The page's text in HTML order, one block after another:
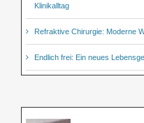
Klinikalltag
Refraktive Chirurgie: Moderne
Endlich frei: Ein neues